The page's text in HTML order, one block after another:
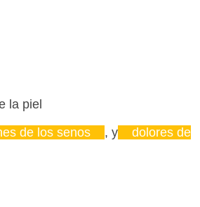
la piel
de los senos , y
dolores de